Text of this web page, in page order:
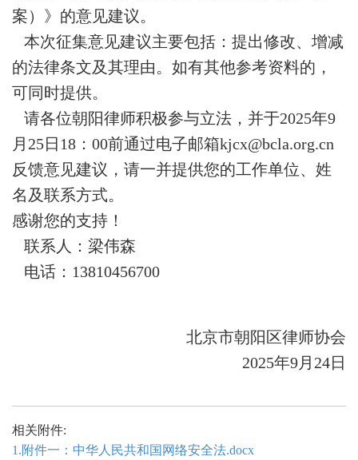
案）》的意见建议。
本次征集意见建议主要包括：提出修改、增减
的法律条文及其理由。如有其他参考资料的，
可同时提供。
请各位朝阳律师积极参与立法，并于2025年9
月25日18：00前通过电子邮箱kjcx@bcla.org.cn
反馈意见建议，请一并提供您的工作单位、姓
名及联系方式。
感谢您的支持！
联系人：梁伟森
电话：13810456700
北京市朝阳区律师协会
2025年9月 24日
相关附件:
1.附件一：中华人民共和国网络安全法.docx